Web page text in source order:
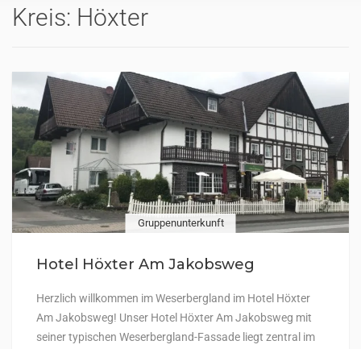
Kreis: Höxter
Gruppenunterkunft
Hotel Höxter Am Jakobsweg
Herzlich willkommen im Weserbergland im Hotel Höxter
Am Jakobsweg! Unser Hotel Höxter Am Jakobsweg mit
seiner typischen Weserbergland-Fassade liegt zentral im